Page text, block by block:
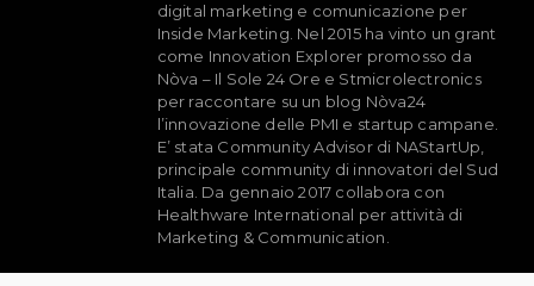
digital marketing e comunicazione per
Inside Marketing. Nel 2015 ha vinto un grant
come Innovation Explorer promosso da
Nòva – Il Sole 24 Ore e Stmicrolectronics
per raccontare su un blog Nòva24
l’innovazione delle PMI e startup campane.
E’ stata Community Advisor di NAStartUp,
principale community di innovatori del Sud
Italia. Da gennaio 2017 collabora con
Healthware International per attività di
Marketing & Communication.